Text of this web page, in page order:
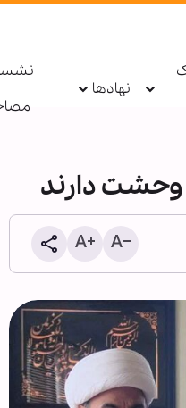
نهادها
وحشت دارند
حسین(ع)، منشأ همه
است